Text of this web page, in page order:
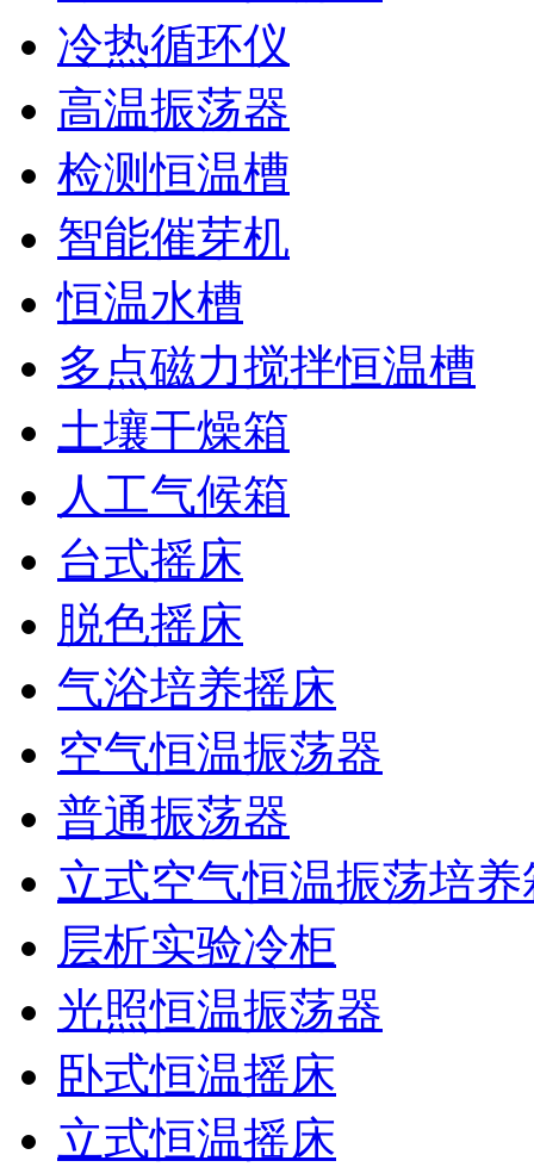
冷热循环仪
高温振荡器
检测恒温槽
智能催芽机
恒温水槽
多点磁力搅拌恒温槽
土壤干燥箱
人工气候箱
台式摇床
脱色摇床
气浴培养摇床
空气恒温振荡器
普通振荡器
立式空气恒温振荡培养
层析实验冷柜
光照恒温振荡器
卧式恒温摇床
立式恒温摇床